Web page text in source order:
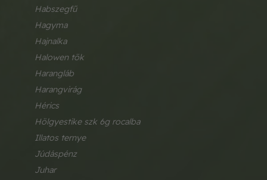
habszegfű
hagyma
hajnalka
halowen tök
harangláb
harangvirág
hérics
hölgyestike szk 6g rocalba
illatos ternye
júdáspénz
juhar